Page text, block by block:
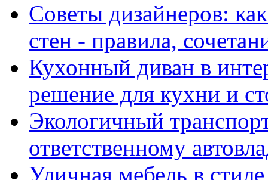
Советы дизайнеров:
стен - правила,
Кухонный диван в
решение для кухни и
Экологичный
ответственному
Уличная мебель в